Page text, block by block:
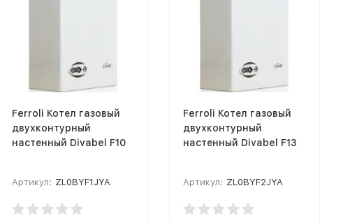
Ferroli Котел газовый
двухконтурный
настенный Divabel F10
Артикул: ZL0BYF1JYA
Ferroli Котел газовый
двухконтурный
настенный Divabel F13
Артикул: ZL0BYF2JYA